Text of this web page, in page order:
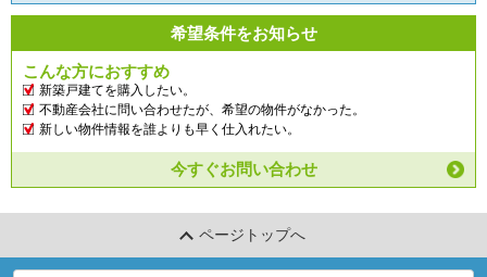
希望条件をお知らせ
こんな方におすすめ
新築戸建てを購入したい。
不動産会社に問い合わせたが、希望の物件がなかった。
新しい物件情報を誰よりも早く仕入れたい。
今すぐお問い合わせ
ページトップへ